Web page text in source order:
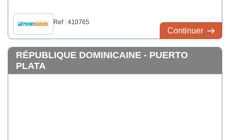
Ref : 410765
Continuer
RÉPUBLIQUE DOMINICAINE - PUERTO
PLATA